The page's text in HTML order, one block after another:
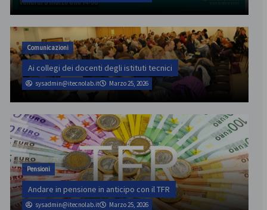
Comunicazioni
Ai collegi dei docenti degli istituti tecnici
sysadmin@itecnolab.it Marzo 25, 2026
Pensioni
Andare in pensione in anticipo con il TFR
sysadmin@itecnolab.it Marzo 25, 2026